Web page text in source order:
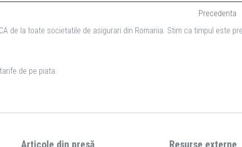
Precedenta
de la toate societatile de asigurari din Romania. Stim ca timpul este
de pe piata.
Articole din presă Resurse externe